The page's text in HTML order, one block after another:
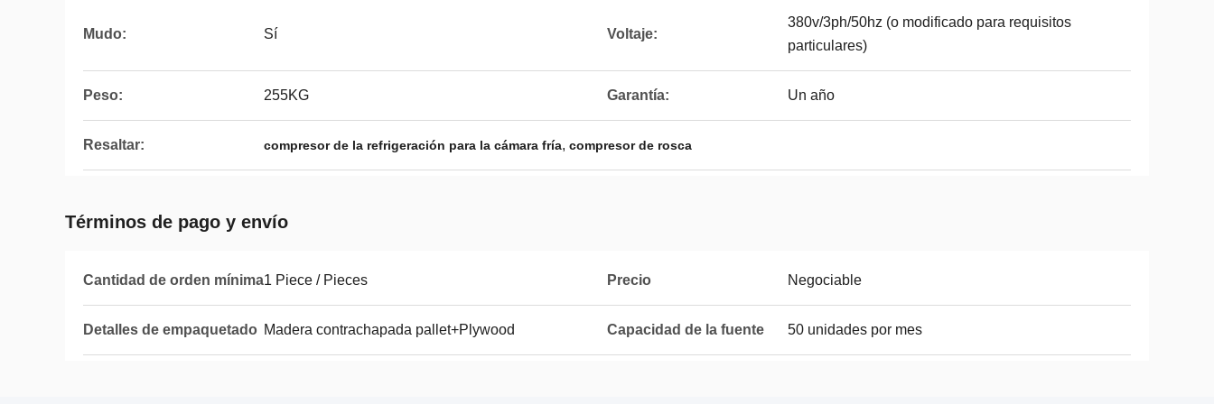
Mudo: Sí Voltaje:
380v/3ph/50hz (o modificado para requisitos
particulares)
Peso: 255KG Garantía: Un año
Resaltar: compresor de la refrigeración para la cámara fría, compresor de rosca
Términos de pago y envío
Cantidad de orden mínima1 Piece / Pieces Precio Negociable
Detalles de empaquetado Madera contrachapada pallet+Plywood Capacidad de la fuente 50 unidades por mes